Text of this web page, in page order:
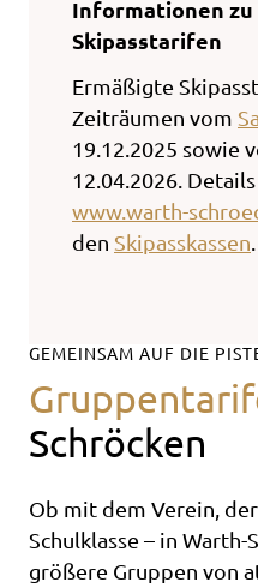
Informationen
Skipasstarifen
Ermäßigte
Zeiträumen vom
19.12.2025 sowie
12.04.2026.
www.warth-
den Skipasskassen
GEMEINSAM AUF DIE
Schröcken
Ob mit dem Verein,
Schulklasse – in
größere Gruppen von